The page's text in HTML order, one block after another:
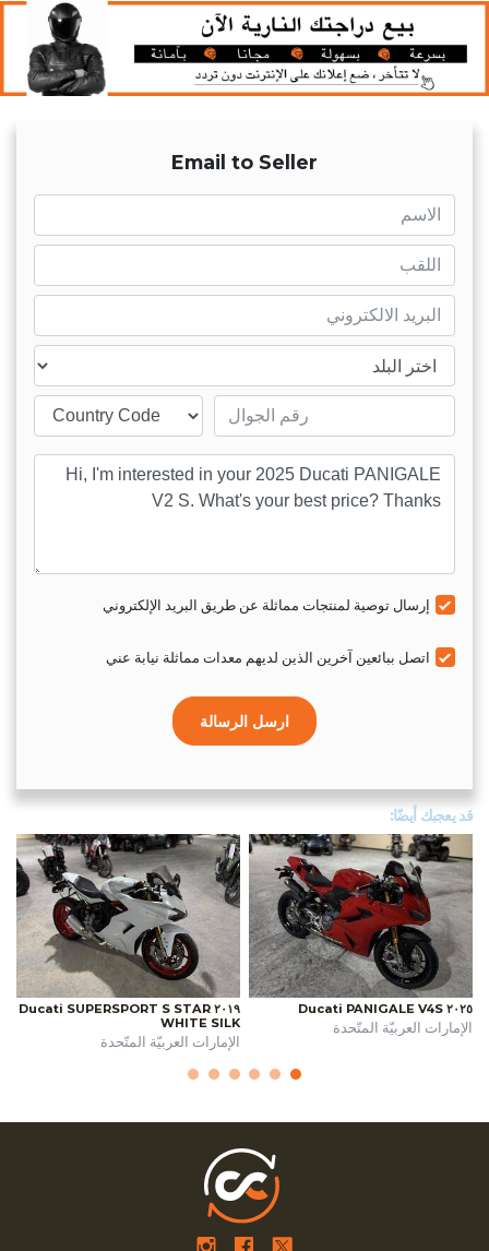
Email to Seller
Mobile number
إرسال توصية لمنتجات مماثلة عن طريق البريد الإلكتروني
اتصل ببائعين آخرين الذين لديهم معدات مماثلة نيابة عني
ارسل الرسالة
قد يعجبك أيضًا:
٢٠٢٥ Ducati PANIGALE V4S
الإمارات العربيّة المتّحدة
٢٠١٩ Ducati SUPERSPORT S STAR
WHITE SILK
الإمارات العربيّة المتّحدة